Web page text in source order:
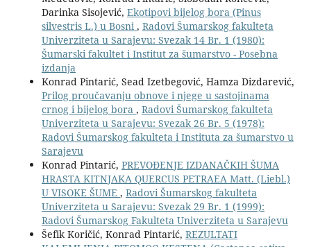
Darinka Sisojević, Ekotipovi bijelog bora (Pinus
silvestris L.) u Bosni, Radovi Šumarskog fakulteta
Univerziteta u Sarajevu: Svezak 14 Br. 1 (1980):
Šumarski fakultet i Institut za šumarstvo - Posebna
izdanja
Konrad Pintarić, Sead Izetbegović, Hamza Dizdarević,
Prilog proučavanju obnove i njege u sastojinama
crnog i bijelog bora , Radovi Šumarskog fakulteta
Univerziteta u Sarajevu: Svezak 26 Br. 5 (1978):
Radovi Šumarskog fakulteta i Instituta za šumarstvo u
Sarajevu
Konrad Pintarić, PREVOĐENJE IZDANAČKIH ŠUMA
HRASTA KITNJAKA QUERCUS PETRAEA Matt. (Liebl.)
U VISOKE ŠUME , Radovi Šumarskog fakulteta
Univerziteta u Sarajevu: Svezak 29 Br. 1 (1999):
Radovi Šumarskog Fakulteta Univerziteta u Sarajevu
Šefik Koričić, Konrad Pintarić, REZULTATI